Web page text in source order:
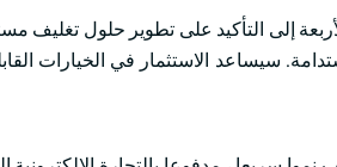
إلى التأكيد على تطوير حلول تغليف
سيساعد الاستثمار في الخيارات